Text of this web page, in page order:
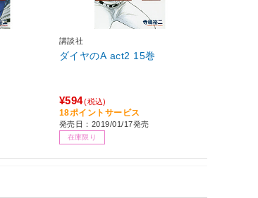
講談社
ダイヤのA act2 15巻
¥594(税込)
18ポイントサービス
発売日：2019/01/17発売
在庫限り